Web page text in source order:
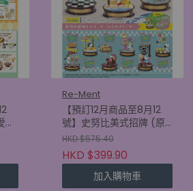
Re-Ment
【預訂12月商品至8月12
號】史努比美式招牌 (原
盒6款) (4521121701585)
HKD $575.40
HKD $399.90
加入購物車